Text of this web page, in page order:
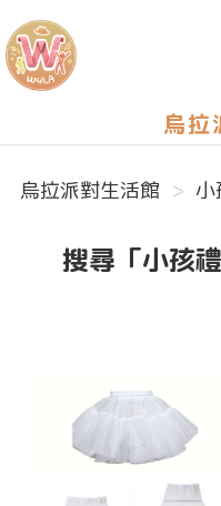
烏拉派對生活館
烏拉派對生活館
搜尋「小孩